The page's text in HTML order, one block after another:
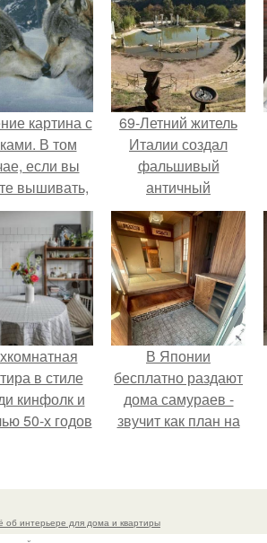
картина с
В том
если вы
вышивать,
о
означает та
вышитая
картина.
69-Летний житель
Италии создал
фальшивый
античный
амфитеатр и
долгое время
успешно выдавал
его за настоящее
историческое
наследие.
в стиле
кинфолк и
50-х годов
В Японии
бесплатно раздают
дома самураев -
звучит как план на
об интерьере для дома и квартиры